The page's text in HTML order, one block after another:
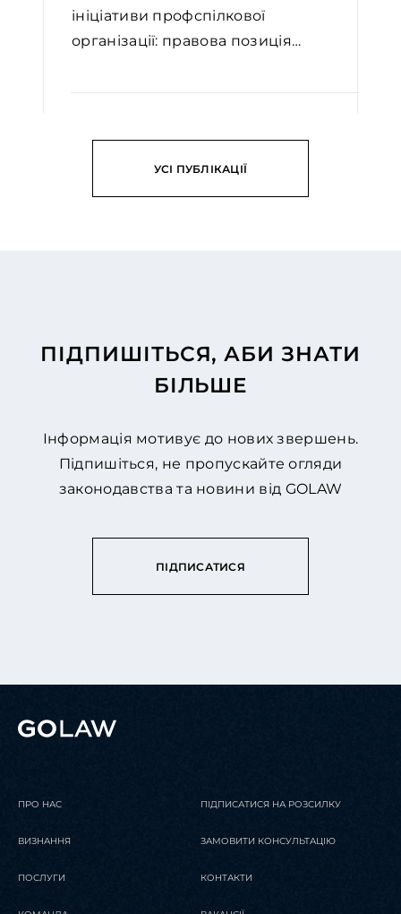
ініціативи профспілкової
організації: правова позиція
УСІ ПУБЛІКАЦІЇ
ПІДПИШІТЬСЯ, АБИ ЗНАТИ
БІЛЬШЕ
Інформація мотивує до нових звершень.
Підпишіться, не пропускайте огляди
законодавства та новини від GOLAW
ПІДПИСАТИСЯ
ПРО НАС
ВИЗНАННЯ
ПОСЛУГИ
ПІДПИСАТИСЯ НА РОЗСИЛКУ
ЗАМОВИТИ КОНСУЛЬТАЦІЮ
КОНТАКТИ